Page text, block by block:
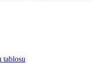
tablosu